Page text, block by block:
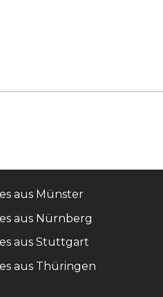
aus Münster
aus Nürnberg
aus Stuttgart
aus Thüringen